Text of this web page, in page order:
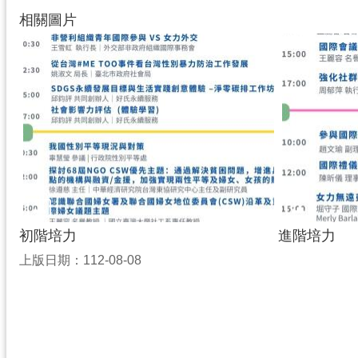
相關圖片
初階培力 進階培力
上版日期：112-08-08